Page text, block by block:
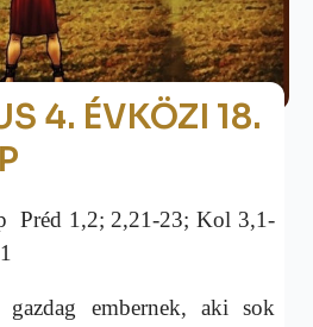
4. ÉVKÖZI 18.
Préd 1,2; 2,21-23; Kol 3,1-
embernek, aki sok